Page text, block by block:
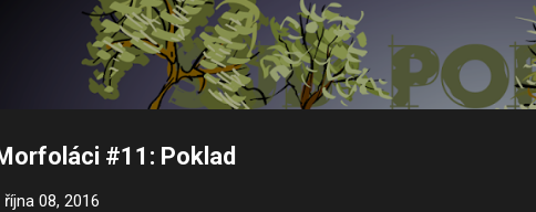
Přeskočit na hlavní obsah
#11: Poklad
října 08, 2016